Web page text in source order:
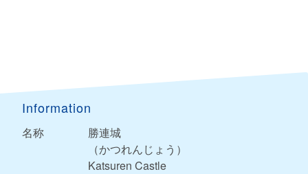
Information
名称
勝連城
（かつれんじょう）
Katsuren Castle